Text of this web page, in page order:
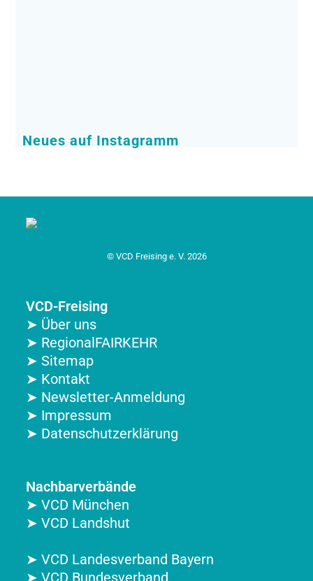
Neues auf Instagramm
© VCD Freising e. V. 2026
VCD-Freising
➤ Über uns
➤ RegionalFAIRKEHR
➤ Sitemap
➤ Kontakt
➤ Newsletter-Anmeldung
➤ Impressum
➤ Datenschutzerklärung
Nachbarverbände
➤ VCD München
➤ VCD Landshut
➤ VCD Landesverband Bayern